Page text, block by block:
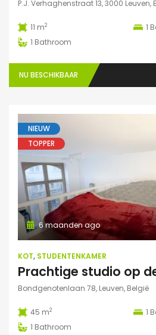
P.J. Verhaghenstraat 13, 3000 Leuven,
11 m2 1
1 Bathroom
NU BESCHIKBAAR
NIEUW
TOPPER
6 maanden ago
KOT, STUDENTENKAMER
Bondgenotenlaan 78, Leuven, België
45 m2 1
1 Bathroom